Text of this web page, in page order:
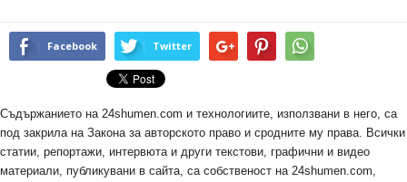
Facebook Twitter
Съдържанието на 24shumen.com и технологиите, използвани в него, са
под закрила на Закона за авторското право и сродните му права. Всички
статии, репортажи, интервюта и други текстови, графични и видео
материали, публикувани в сайта, са собственост на 24shumen.com,